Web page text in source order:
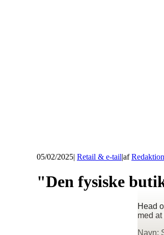
05/02/2025| Retail & e-tail|af
"Den fysiske
Head
med
Navn: